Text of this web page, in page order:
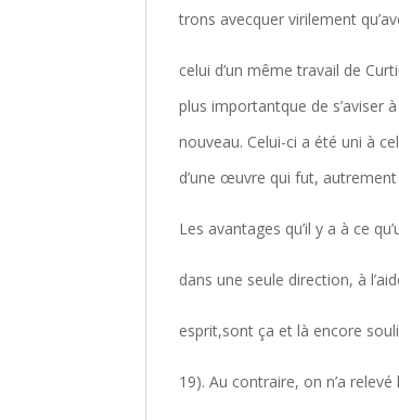
trons avecquer virilement
celui d’un même travail de
plus importantque de s’aviser
nouveau. Celui-ci a été uni à
d’une œuvre qui fut,
Les avantages qu’il y a à ce
dans une seule direction, à
esprit,sont ça et là encore
19). Au contraire, on n’a